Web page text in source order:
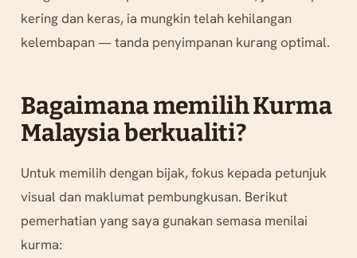
kering dan keras, ia mungkin telah kehilangan
kelembapan — tanda penyimpanan kurang optimal.
Bagaimana memilih Kurma
Malaysia berkualiti?
Untuk memilih dengan bijak, fokus kepada petunjuk
visual dan maklumat pembungkusan. Berikut
pemerhatian yang saya gunakan semasa menilai
kurma: